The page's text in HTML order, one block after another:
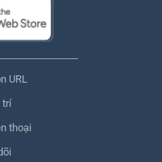
URL
trí
thoại